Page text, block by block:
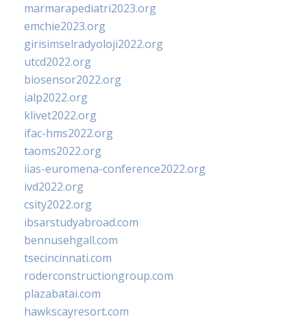
marmarapediatri2023.org
emchie2023.org
girisimselradyoloji2022.org
utcd2022.org
biosensor2022.org
ialp2022.org
klivet2022.org
ifac-hms2022.org
taoms2022.org
iias-euromena-conference2022.org
ivd2022.org
csity2022.org
ibsarstudyabroad.com
bennusehgall.com
tsecincinnati.com
roderconstructiongroup.com
plazabatai.com
hawkscayresort.com